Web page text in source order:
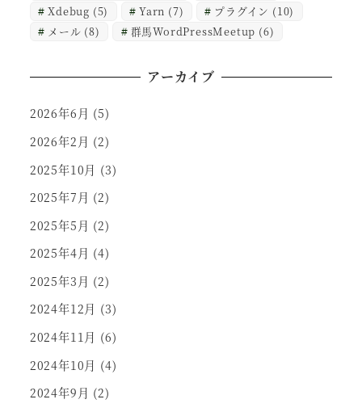
Xdebug (5) Yarn (7) プラグイン (10)
メール (8) 群馬WordPressMeetup (6)
アーカイブ
2026年6月 (5)
2026年2月 (2)
2025年10月 (3)
2025年7月 (2)
2025年5月 (2)
2025年4月 (4)
2025年3月 (2)
2024年12月 (3)
2024年11月 (6)
2024年10月 (4)
2024年9月 (2)